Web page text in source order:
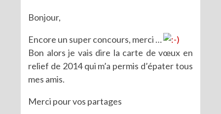
Bonjour,
Encore un super concours, merci …
Bon alors je vais dire la carte de vœux en
relief de 2014 qui m’a permis d’épater tous
mes amis.
Merci pour vos partages